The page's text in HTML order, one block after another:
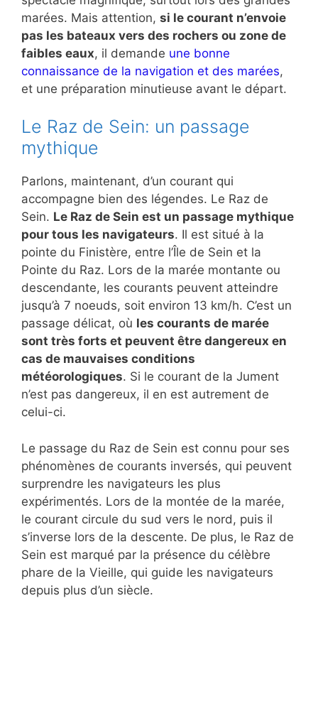
marées. Mais attention, si le courant n’envoie
pas les bateaux vers des rochers ou zone de
faibles eaux, il demande une bonne
connaissance de la navigation et des marées,
et une préparation minutieuse avant le départ.
Le Raz de Sein: un passage
mythique
Parlons, maintenant, d’un courant qui
accompagne bien des légendes. Le Raz de
Sein. Le Raz de Sein est un passage mythique
pour tous les navigateurs. Il est situé à la
pointe du Finistère, entre l’Île de Sein et la
Pointe du Raz. Lors de la marée montante ou
descendante, les courants peuvent atteindre
jusqu’à 7 noeuds, soit environ 13 km/h. C’est un
passage délicat, où les courants de marée
sont très forts et peuvent être dangereux en
cas de mauvaises conditions
météorologiques. Si le courant de la Jument
n’est pas dangereux, il en est autrement de
celui-ci.
Le passage du Raz de Sein est connu pour ses
phénomènes de courants inversés, qui peuvent
surprendre les navigateurs les plus
expérimentés. Lors de la montée de la marée,
le courant circule du sud vers le nord, puis il
s’inverse lors de la descente. De plus, le Raz de
Sein est marqué par la présence du célèbre
phare de la Vieille, qui guide les navigateurs
depuis plus d’un siècle.